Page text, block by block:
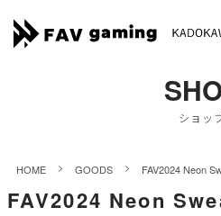
ショッ
HOME > GOODS > FAV2024 Neon
FAV2024 Neon